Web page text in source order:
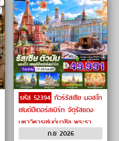
รหัส 52394 ทัวร์รัสเซีย มอสโก
เซนต์ปีเตอร์สเบิร์ก จัตุรัสแดง
มหาวิหารเซนต์บาซิล พระรา
ชวังเครมลิน by Oman Air
ก.ย 2026